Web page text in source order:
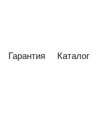
Гарантия Каталог